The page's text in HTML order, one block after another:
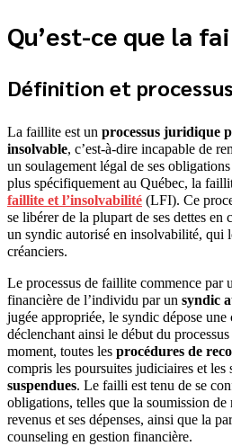
Qu’est-ce que la
Définition et
La faillite est un processus juridique
insolvable, c’est-à-dire incapable de
un soulagement légal de ses
plus spécifiquement au Québec, la
faillite et l’insolvabilité (LFI). Ce
se libérer de la plupart de ses dettes en
un syndic autorisé en insolvabilité, qui
créanciers.
Le processus de faillite commence par
financière de l’individu par un syndic
jugée appropriée, le syndic dépose une
déclenchant ainsi le début du
moment, toutes les procédures de
compris les poursuites judiciaires et les
suspendues. Le failli est tenu de se
obligations, telles que la soumission de
revenus et ses dépenses, ainsi que la
counseling en gestion financière.